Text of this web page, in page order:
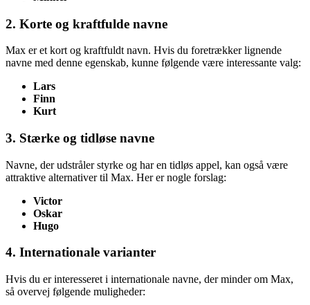
2. Korte og kraftfulde navne
Max er et kort og kraftfuldt navn. Hvis du foretrækker lignende
navne med denne egenskab, kunne følgende være interessante valg:
Lars
Finn
Kurt
3. Stærke og tidløse navne
Navne, der udstråler styrke og har en tidløs appel, kan også være
attraktive alternativer til Max. Her er nogle forslag:
Victor
Oskar
Hugo
4. Internationale varianter
Hvis du er interesseret i internationale navne, der minder om Max,
så overvej følgende muligheder: